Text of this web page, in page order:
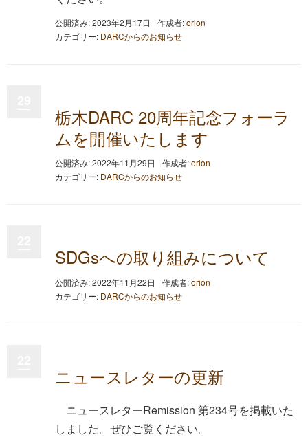
公開済み: 2023年2月17日 作成者:orion
カテゴリー: DARCからのお知らせ
栃木DARC 20周年記念フォーラ
ムを開催いたします
公開済み: 2022年11月29日 作成者:orion
カテゴリー: DARCからのお知らせ
SDGsへの取り組みについて
公開済み: 2022年11月22日 作成者:orion
カテゴリー: DARCからのお知らせ
ニュースレターの更新
ニュースレターRemission 第234号を掲載いた
しました。ぜひご覧ください。